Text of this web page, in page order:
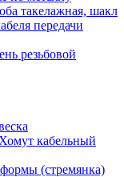
такелажная, шакл
передачи
резьбовой
Хомут кабельный
(стремянка)